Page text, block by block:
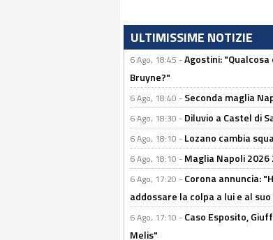
ULTIMISSIME NOTIZIE
6 Ago, 18:45 -Agostini:
Bruyne?"
6 Ago, 18:40 - Seconda maglia
6 Ago, 18:30 - Diluvio a Castel di
6 Ago, 18:10 - Lozano cambia
6 Ago, 18:10 - Maglia Napoli
6 Ago, 17:20 - Corona annuncia:
addossare la colpa a lui e al
6 Ago, 17:10 - Caso Esposito,
Melis"